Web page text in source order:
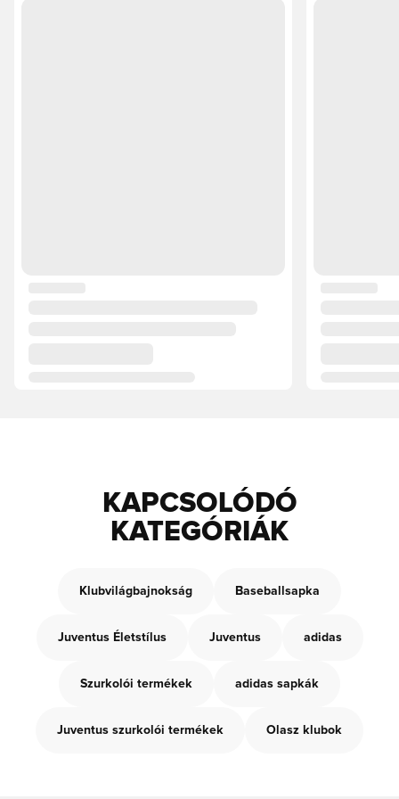
KAPCSOLÓDÓ
KATEGÓRIÁK
Klubvilágbajnokság Baseballsapka
Juventus Életstílus Juventus adidas
Szurkolói termékek adidas sapkák
Juventus szurkolói termékek Olasz klubok